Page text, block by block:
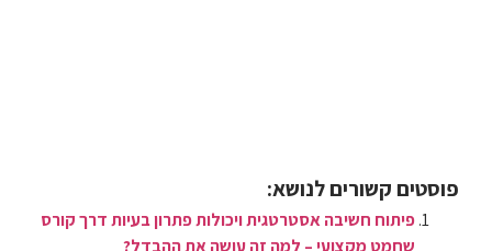
פוסטים קשורים לנושא:
פיתוח חשיבה אסטרטגית ויכולות פתרון בעיות דרך קורס
שחמט מקצועי – למה זה עושה את ההבדל?